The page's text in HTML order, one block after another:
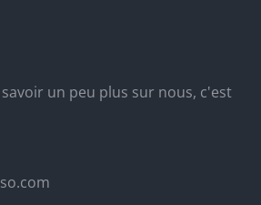
un peu plus sur nous, c'est